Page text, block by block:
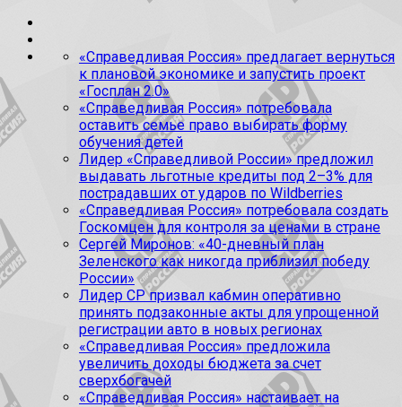
«Справедливая Россия» предлагает вернуться
к плановой экономике и запустить проект
«Госплан 2.0»
«Справедливая Россия» потребовала
оставить семье право выбирать форму
обучения детей
Лидер «Справедливой России» предложил
выдавать льготные кредиты под 2–3% для
пострадавших от ударов по Wildberries
«Справедливая Россия» потребовала создать
Госкомцен для контроля за ценами в стране
Сергей Миронов: «40-дневный план
Зеленского как никогда приблизил победу
России»
Лидер СР призвал кабмин оперативно
принять подзаконные акты для упрощенной
регистрации авто в новых регионах
«Справедливая Россия» предложила
увеличить доходы бюджета за счет
сверхбогачей
«Справедливая Россия» настаивает на